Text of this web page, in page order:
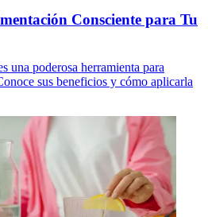
Consciente para Tu
una poderosa herramienta para
sus beneficios y cómo aplicarla